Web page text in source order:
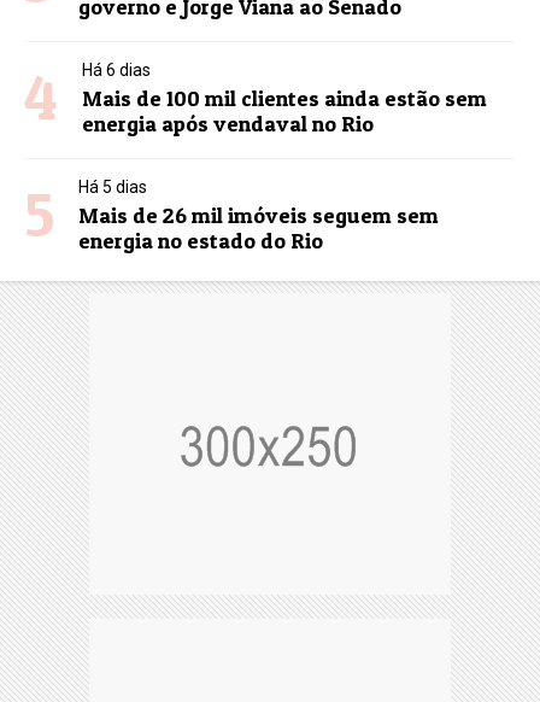
governo e Jorge Viana ao Senado
4 Há 6 dias
Mais de 100 mil clientes ainda estão sem
energia após vendaval no Rio
5 Há 5 dias
Mais de 26 mil imóveis seguem sem
energia no estado do Rio